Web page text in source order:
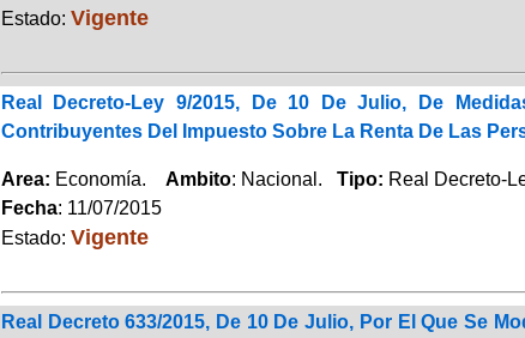
Estado: Vigente
Real Decreto-Ley 9/2015, De 10 De Julio, De
Contribuyentes Del Impuesto Sobre La Renta De Las
Area: Economía. Ambito: Nacional. Tipo: Real Decreto-
Fecha: 11/07/2015
Estado: Vigente
Real Decreto 633/2015, De 10 De Julio, Por El Que Se